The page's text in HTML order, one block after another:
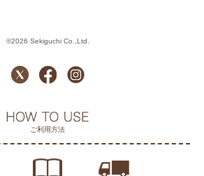
©2026 Sekiguchi Co.,Ltd.
ご利用方法